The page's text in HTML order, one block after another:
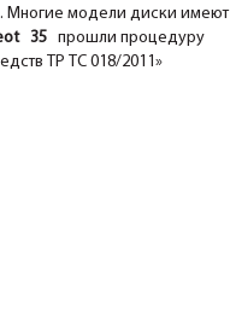
Многие модели диски имеют
35 прошли процедуру
ТР ТС 018/2011»